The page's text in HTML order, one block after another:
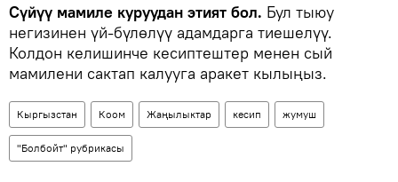
Сүйүү мамиле куруудан этият бол. Бул тыюу
негизинен үй-бүлөлүү адамдарга тиешелүү.
Колдон келишинче кесиптештер менен сый
мамилени сактап калууга аракет кылыңыз.
Кыргызстан Коом Жаңылыктар кесип жумуш
"Болбойт" рубрикасы